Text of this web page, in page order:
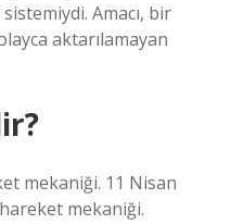
Amacı, bir
aktarılamayan
mekaniği. 11 Nisan
mekaniği.